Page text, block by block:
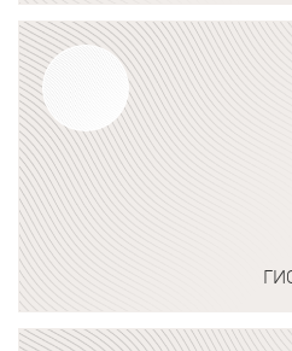
Подробнее о программе
Подробнее о программе